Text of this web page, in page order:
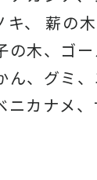
キ、 薪の
の木、ゴ
ん、グミ
ニカナメ